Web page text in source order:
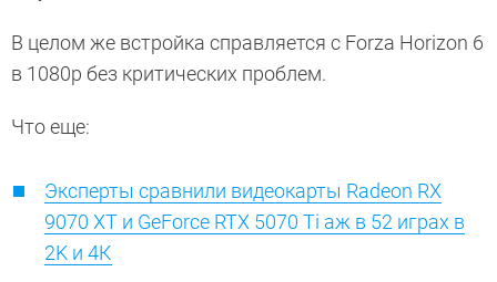
В целом же встройка справляется с Forza Horizon 6
в 1080p без критических проблем.
Что еще:
Эксперты сравнили видеокарты Radeon RX
9070 XT и GeForce RTX 5070 Ti аж в 52 играх в
2K и 4К